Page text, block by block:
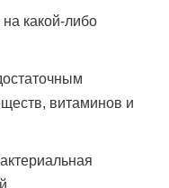
какой-либо
витаминов и